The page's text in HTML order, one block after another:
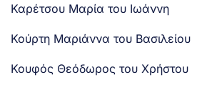
Καρέτσου Μαρία του Ιωάννη
Κούρτη Μαριάννα του Βασιλείου
Κουφός Θεόδωρος του Χρήστου